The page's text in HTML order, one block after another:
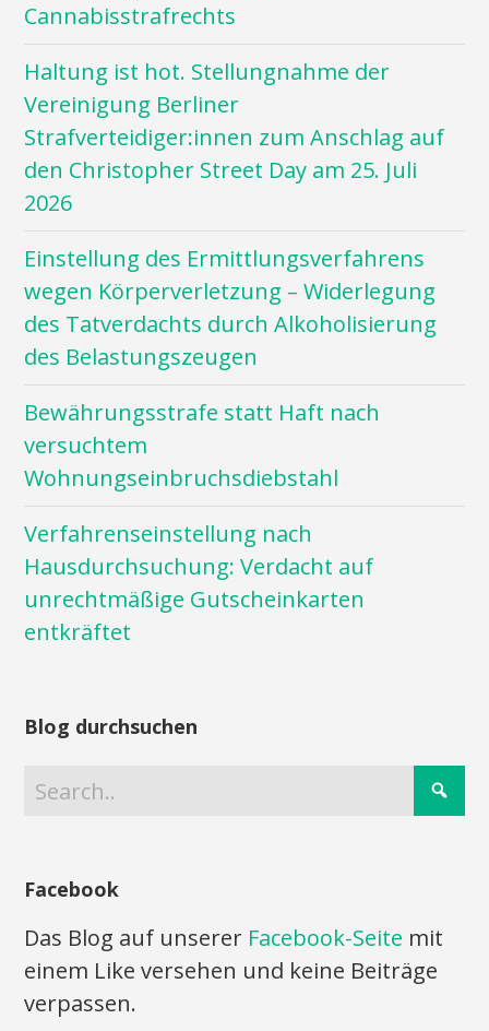
Cannabisstrafrechts
Haltung ist hot. Stellungnahme der
Vereinigung Berliner
Strafverteidiger:innen zum Anschlag auf
den Christopher Street Day am 25. Juli
2026
Einstellung des Ermittlungsverfahrens
wegen Körperverletzung – Widerlegung
des Tatverdachts durch Alkoholisierung
des Belastungszeugen
Bewährungsstrafe statt Haft nach
versuchtem
Wohnungseinbruchsdiebstahl
Verfahrenseinstellung nach
Hausdurchsuchung: Verdacht auf
unrechtmäßige Gutscheinkarten
entkräftet
Blog durchsuchen
Facebook
Das Blog auf unserer Facebook-Seite mit
einem Like versehen und keine Beiträge
verpassen.